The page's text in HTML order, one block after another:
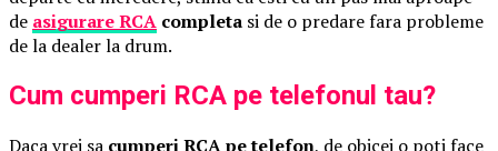
de asigurare RCA completa si de o predare fara probleme
de la dealer la drum.
Cum cumperi RCA pe telefonul tau?
Daca vrei sa cumperi RCA pe telefon, de obicei o poti face